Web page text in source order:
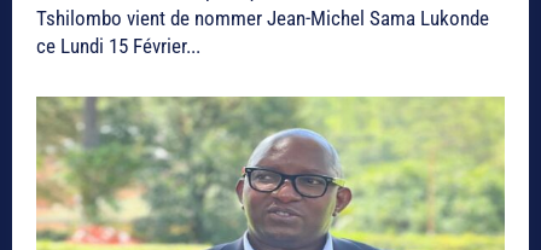
Tshilombo vient de nommer Jean-Michel Sama Lukonde
ce Lundi 15 Février...